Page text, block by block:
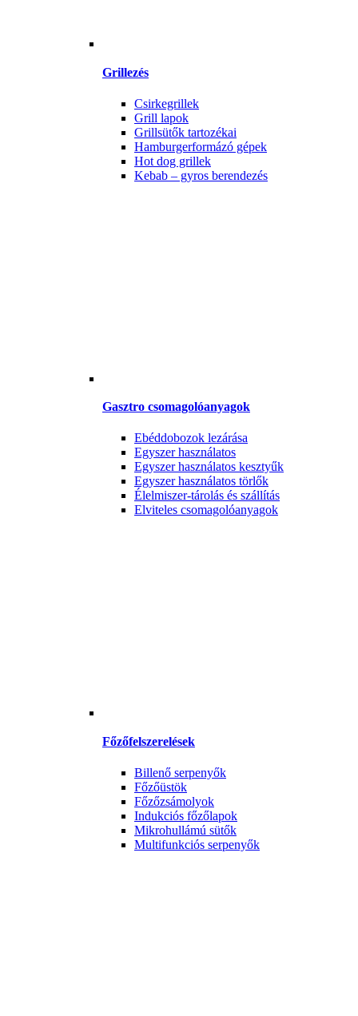
Grillezés
Csirkegrillek
Grill lapok
Grillsütők tartozékai
Hamburgerformázó gépek
Hot dog grillek
Kebab – gyros berendezés
Gasztro csomagolóanyagok
Ebéddobozok lezárása
Egyszer használatos
Egyszer használatos kesztyűk
Egyszer használatos törlők
Élelmiszer-tárolás és szállítás
Elviteles csomagolóanyagok
Főzőfelszerelések
Billenő serpenyők
Főzőüstök
Főzőzsámolyok
Indukciós főzőlapok
Mikrohullámú sütők
Multifunkciós serpenyők